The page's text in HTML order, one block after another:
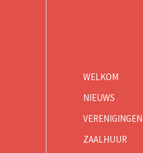
WELKOM
NIEUWS
VERENIGINGEN
ZAALHUUR